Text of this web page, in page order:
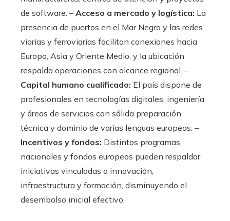
de software. – Acceso a mercado y logística: La
presencia de puertos en el Mar Negro y las redes
viarias y ferroviarias facilitan conexiones hacia
Europa, Asia y Oriente Medio, y la ubicación
respalda operaciones con alcance regional. –
Capital humano cualificado: El país dispone de
profesionales en tecnologías digitales, ingeniería
y áreas de servicios con sólida preparación
técnica y dominio de varias lenguas europeas. –
Incentivos y fondos: Distintos programas
nacionales y fondos europeos pueden respaldar
iniciativas vinculadas a innovación,
infraestructura y formación, disminuyendo el
desembolso inicial efectivo.